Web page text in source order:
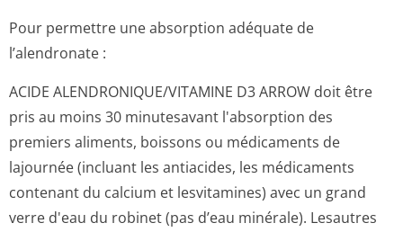
Pour permettre une absorption adéquate de
l’alendronate :
ACIDE ALENDRONIQUE/VI­TAMINE D3 ARROW doit être
pris au moins 30 minutesavant l'absorption des
premiers aliments, boissons ou médicaments de
lajournée (incluant les antiacides, les médicaments
contenant du calcium et lesvitamines) avec un grand
verre d'eau du robinet (pas d’eau minérale). Lesautres